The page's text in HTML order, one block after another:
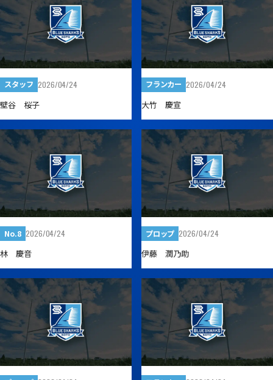
スタッフ 2026/04/24
壁谷 桜子
フランカー 2026/04/24
大竹 慶宣
No.8 2026/04/24
林 慶音
プロップ 2026/04/24
伊藤 潤乃助